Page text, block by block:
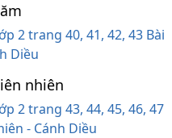
2 trang 40, 41, 42, 43 Bài
Diều
nhiên
2 trang 43, 44, 45, 46, 47
- Cánh Diều